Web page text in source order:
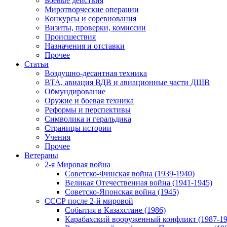
Миротворческие операции
Конкурсы и соревнования
Визиты, проверки, комиссии
Происшествия
Назначения и отставки
Прочее
Статьи
Воздушно-десантная техника
ВТА, авиация ВДВ и авиационные части ДШВ
Обмундирование
Оружие и боевая техника
Реформы и перспективы
Символика и геральдика
Страницы истории
Учения
Прочее
Ветераны
2-я Мировая война
Советско-Финская война (1939-1940)
Великая Отечественная война (1941-1945)
Советско-Японская война (1945)
СССР после 2-й мировой
События в Казахстане (1986)
Карабахский вооруженный конфликт (1987-